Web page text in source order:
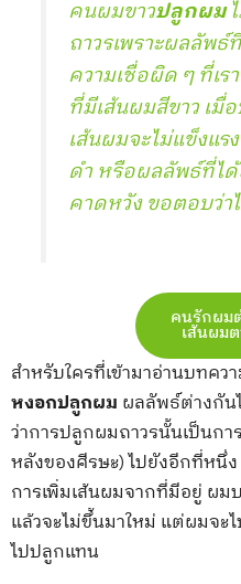
คนผมขาวปลูกผม
ถาวรเพราะผลลัพ
ความเชื่อผิด ๆ ที่เ
ที่มีเส้นผมสีขาว เมื่
เส้นผมจะไม่แข็งแ
ดำ หรือผลลัพธ์ที่ไ
คาดหวัง ขอตอบว่า
คนรักผม
เส้นผม
สำหรับใครที่เข้ามาอ่านบทค
หงอกปลูกผม ผลลัพธ์ต่างกัน
ว่าการปลูกผมถาวรนั้นเป็นก
หลังของศีรษะ) ไปยังอีกที่หนึ่
การเพิ่มเส้นผมจากที่มีอยู่ ผ
แล้วจะไม่ขึ้นมาใหม่ แต่ผมจ
ไปปลูกแทน